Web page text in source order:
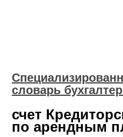
словарь
счет
по арендным